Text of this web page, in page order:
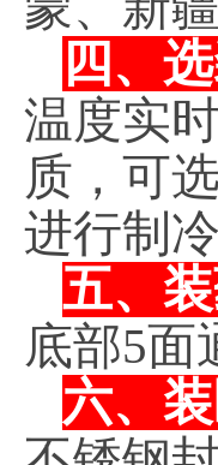
四、
温度实
质，可
进行制冷
五、
底部5面
六、